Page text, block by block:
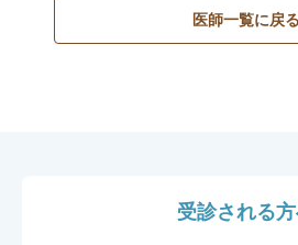
医師一覧に戻る
受診される